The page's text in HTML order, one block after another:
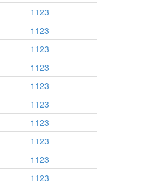
1123
1123
1123
1123
1123
1123
1123
1123
1123
1123